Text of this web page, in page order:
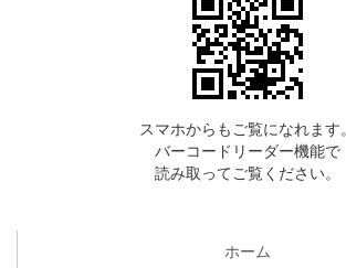
スマホからもご覧になれます。
バーコードリーダー機能で
読み取ってご覧ください。
ホーム